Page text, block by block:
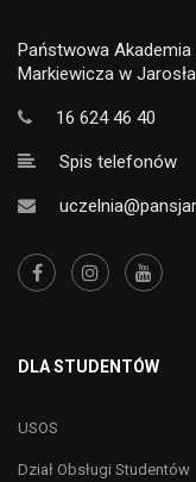
Państwowa Akademia
Markiewicza w
16 624 46 40
Spis telefonów
DLA STUDENTÓW
USOS
Dział Obsługi Studentów